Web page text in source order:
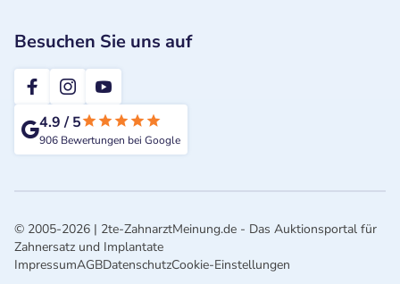
Besuchen Sie uns auf
2te-ZahnarztMeinung
4.9/5
906 Bewertungen bei Google
© 2005-2026 | 2te-ZahnarztMeinung.de - Das Auktionsportal für
Zahnersatz und Implantate
ImpressumAGBDatenschutzCookie-Einstellungen